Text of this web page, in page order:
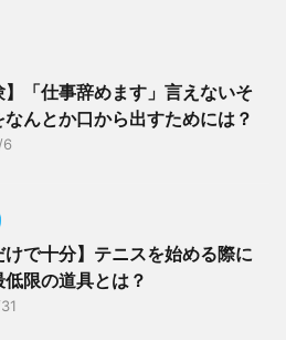
】「仕事辞めます」言えないそ
んとか口から出すためには？
けで十分】テニスを始める際に
低限の道具とは？